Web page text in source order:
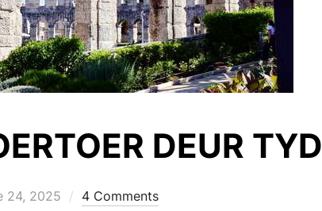
DEUR TYD
24, 2025 4 Comments